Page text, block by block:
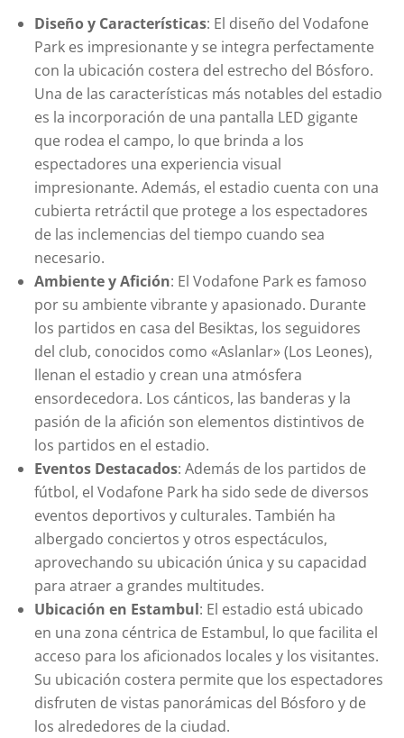
Diseño y Características: El diseño del Vodafone
Park es impresionante y se integra perfectamente
con la ubicación costera del estrecho del Bósforo.
Una de las características más notables del estadio
es la incorporación de una pantalla LED gigante
que rodea el campo, lo que brinda a los
espectadores una experiencia visual
impresionante. Además, el estadio cuenta con una
cubierta retráctil que protege a los espectadores
de las inclemencias del tiempo cuando sea
necesario.
Ambiente y Afición: El Vodafone Park es famoso
por su ambiente vibrante y apasionado. Durante
los partidos en casa del Besiktas, los seguidores
del club, conocidos como «Aslanlar» (Los Leones),
llenan el estadio y crean una atmósfera
ensordecedora. Los cánticos, las banderas y la
pasión de la afición son elementos distintivos de
los partidos en el estadio.
Eventos Destacados: Además de los partidos de
fútbol, el Vodafone Park ha sido sede de diversos
eventos deportivos y culturales. También ha
albergado conciertos y otros espectáculos,
aprovechando su ubicación única y su capacidad
para atraer a grandes multitudes.
Ubicación en Estambul: El estadio está ubicado
en una zona céntrica de Estambul, lo que facilita el
acceso para los aficionados locales y los visitantes.
Su ubicación costera permite que los espectadores
disfruten de vistas panorámicas del Bósforo y de
los alrededores de la ciudad.